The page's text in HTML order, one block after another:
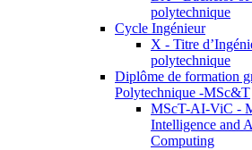
polytechnique
Cycle Ingénieur
X - Titre
polytechnique
Diplôme de formation
Polytechnique -MSc&T
MScT-AI-ViC -
Intelligence and
Computing